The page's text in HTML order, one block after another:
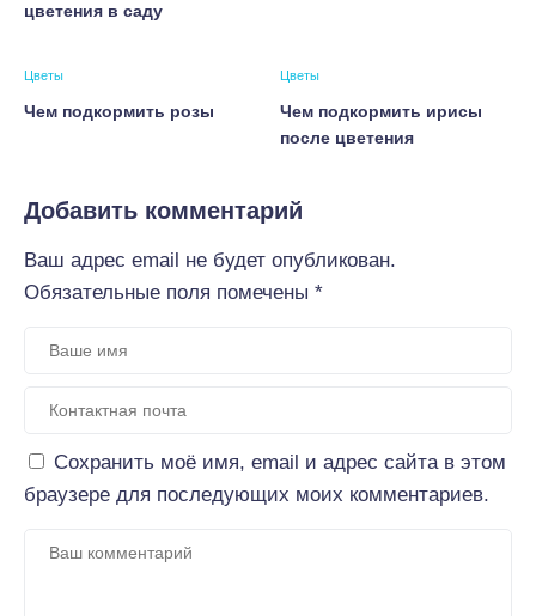
цветения в саду
Цветы
Чем подкормить розы
Цветы
Чем подкормить ирисы
после цветения
Добавить комментарий
Ваш адрес email не будет опубликован.
Обязательные поля помечены *
Сохранить моё имя, email и адрес сайта в этом
браузере для последующих моих комментариев.